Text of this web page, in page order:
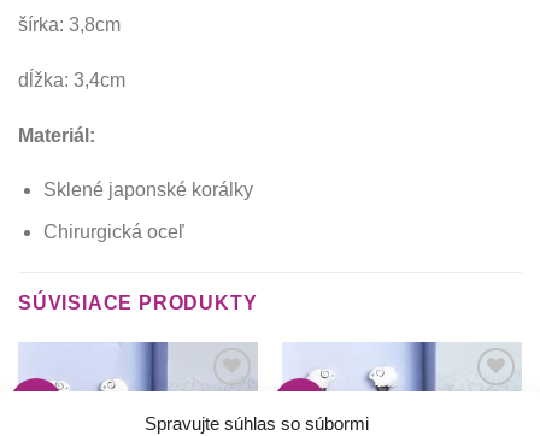
Spravujte súhlas so súbormi
šírka: 3,8cm
dĺžka: 3,4cm
Materiál:
Sklené japonské korálky
Chirurgická oceľ
SÚVISIACE PRODUKTY
krasotinku